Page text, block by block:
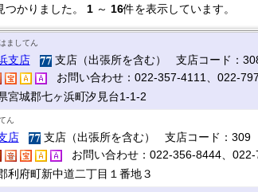
つかりました。 1～ 16件を表示しています。
ましてん
支店
支店（出張所を含む） 支店コード：
お問い合わせ：022-357-4111、022-
宮城郡七ヶ浜町汐見台1-1-2
ん
店
支店（出張所を含む） 支店コード：309
お問い合わせ：022-356-8444、
利府町新中道二丁目１番地３